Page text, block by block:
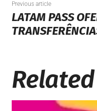
Previous article
LATAM PASS